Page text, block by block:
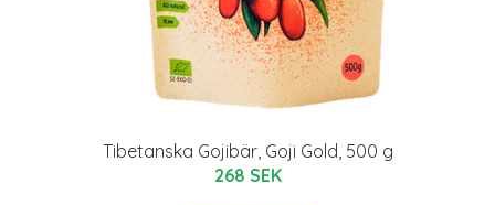
Tibetanska Gojibär, Goji Gold, 500 g
268 SEK